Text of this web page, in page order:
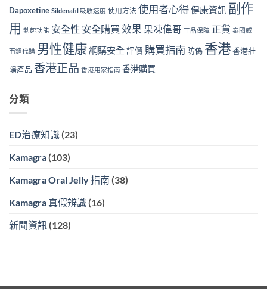
Dapoxetine Sildenafil 吸收速度 使用方法 使用者心得健康資訊 副作
用 勃起功能 安全性 安全購買 效果 果凍偉哥 正品保障 正貨 泰國威
而鋼代購 男性健康網購安全評價 購買指南 防偽 香港香港壯
陽產品 香港正品 香港用家指南 香港購買
分類
ED治療知識 (23)
Kamagra (103)
Kamagra Oral Jelly 指南 (38)
Kamagra 真假辨識 (16)
新聞資訊 (128)